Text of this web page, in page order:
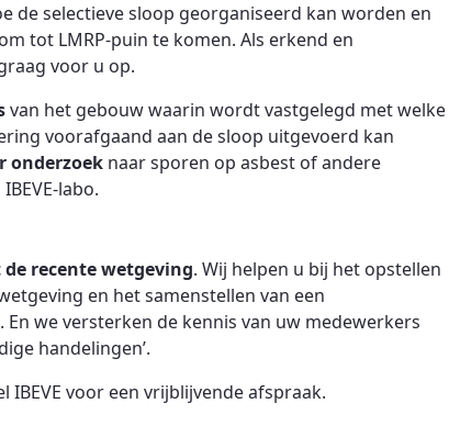
de selectieve sloop georganiseerd kan worden en
tot LMRP-puin te komen. Als erkend en
voor u op.
van het gebouw waarin wordt vastgelegd met welke
voorafgaand aan de sloop uitgevoerd kan
onderzoek naar sporen op asbest of andere
labo.
recente wetgeving. Wij helpen u bij het opstellen
en het samenstellen van een
we versterken de kennis van uw medewerkers
handelingen’.
IBEVE voor een vrijblijvende afspraak.